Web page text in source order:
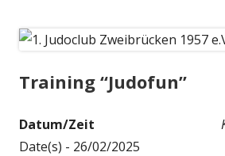
Training “Judofun”
Datum/Zeit
Date(s) - 26/02/2025